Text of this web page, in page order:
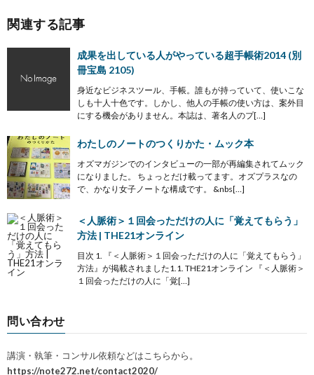
関連する記事
成果を出している人がやっている超手帳術2014 (別
冊宝島 2105)
身近なビジネスツール、手帳。誰もが持っていて、使いこな
しも十人十色です。しかし、他人の手帳の使い方は、案外目
にする機会がありません。本誌は、著名人のプ[…]
わたしのノートのつくりかた・ムック本
オズマガジンでのインタビューの一部が再編集されてムック
になりました。 ちょっとだけ載ってます。オズプラスなの
で、かなり女子ノートな構成です。 &nbs[…]
＜人脈術＞１回会っただけの人に「覚えてもらう」
方法 | THE21オンライン
目次 1. 『＜人脈術＞１回会っただけの人に「覚えてもらう」
方法』が掲載されました1.1. THE21オンライン 『＜人脈術＞
１回会っただけの人に「覚[…]
問い合わせ
講演・執筆・コンサル依頼などはこちらから。
https://note272.net/contact2020/